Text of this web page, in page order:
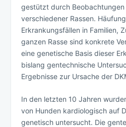
gestützt durch Beobachtungen
verschiedener Rassen.
Erkrankungsfällen in Familien,
ganzen Rasse sind konkrete
eine genetische Basis dieser
bislang gentechnische
Ergebnisse zur Ursache der
In den letzten 10 Jahren
von Hunden kardiologisch auf
genetisch untersucht. Die